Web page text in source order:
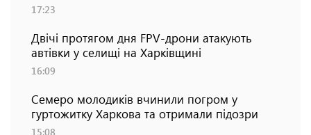
17:23
Двічі протягом дня FPV-дрони атакують
автівки у селищі на Харківщині
16:09
Семеро молодиків вчинили погром у
гуртожитку Харкова та отримали підозри
15:08